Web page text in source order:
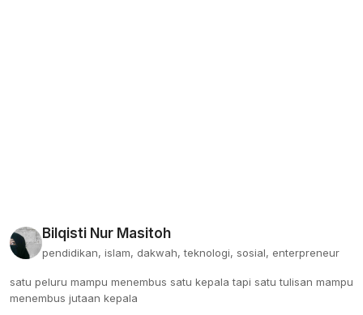
Bilqisti Nur Masitoh
pendidikan, islam, dakwah, teknologi, sosial, enterpreneur
satu peluru mampu menembus satu kepala tapi satu tulisan mampu
menembus jutaan kepala